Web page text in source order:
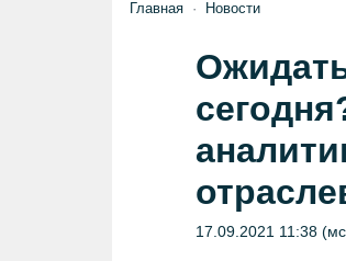
Главная Новости
17.09.2021 11:38